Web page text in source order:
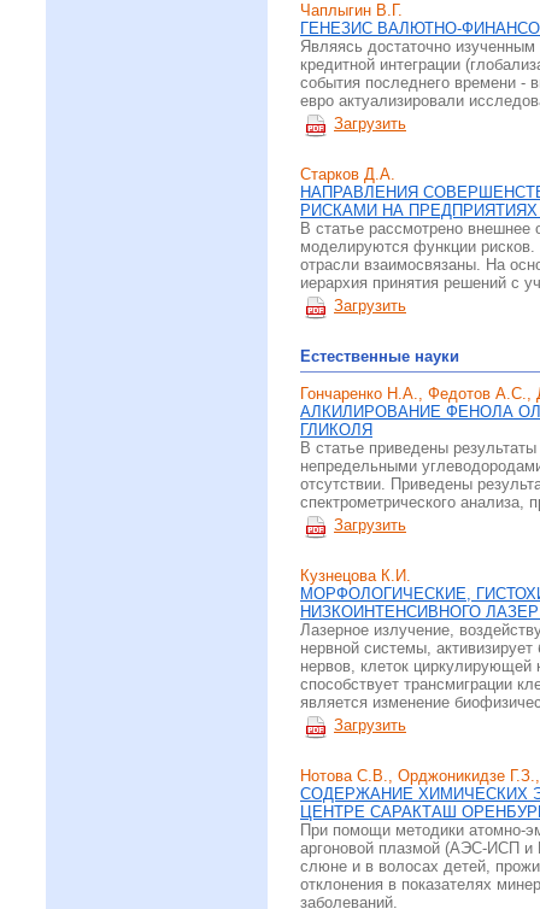
Чаплыгин В.Г.
ГЕНЕЗИС ВАЛЮТНО-
Являясь достаточно
кредитной интеграции
события последнего времени -
евро актуализировали
Загрузить
Старков Д.А.
НАПРАВЛЕНИЯ
РИСКАМИ НА
В статье рассмотрено внешнее
моделируются функции
отрасли взаимосвязаны. На
иерархия принятия решений с
Загрузить
Естественные науки
Гончаренко Н.А., Федотов
АЛКИЛИРОВАНИЕ ФЕНОЛА
ГЛИКОЛЯ
В статье приведены
непредельными
отсутствии. Приведены
спектрометрического
Загрузить
Кузнецова К.И.
МОРФОЛОГИЧЕСКИЕ,
НИЗКОИНТЕНСИВНОГО
Лазерное излучение,
нервной системы,
нервов, клеток циркулирующей
способствует трансмиграции
является изменение
Загрузить
Нотова С.В., Орджоникидзе
СОДЕРЖАНИЕ ХИМИЧЕСКИХ
ЦЕНТРЕ САРАКТАШ
При помощи методики атомно-
аргоновой плазмой (АЭС-ИСП и
слюне и в волосах детей,
отклонения в показателях
заболеваний.